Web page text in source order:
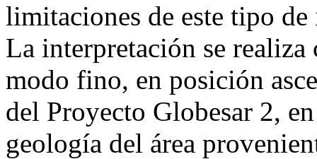
limitaciones de este tipo de
La interpretación se realiza
modo fino, en posición
del Proyecto Globesar 2,
geología del área